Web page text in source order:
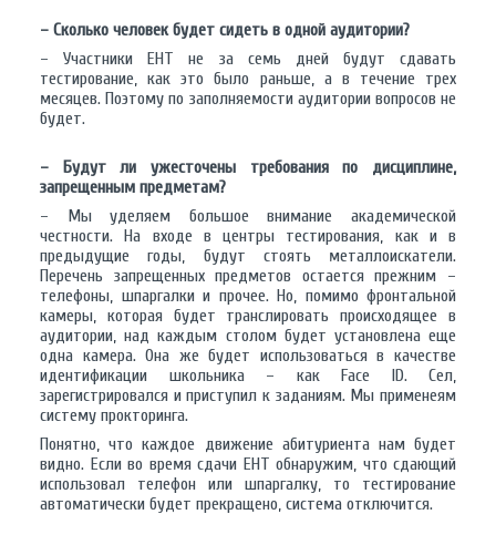
– Сколько человек будет сидеть в одной аудитории?
– Участники ЕНТ не за семь дней будут сдавать
тестирование, как это было раньше, а в течение трех
месяцев. Поэтому по заполняемости аудитории вопросов не
будет.
– Будут ли ужесточены требования по дисциплине,
запрещенным предметам?
– Мы уделяем большое внимание академической
честности. На входе в центры тестирования, как и в
предыдущие годы, будут стоять металлоискатели.
Перечень запрещенных предметов остается прежним –
телефоны, шпаргалки и прочее. Но, помимо фронтальной
камеры, которая будет транслировать происходящее в
аудитории, над каждым столом будет установлена еще
одна камера. Она же будет использоваться в качестве
идентификации школьника – как Face ID. Сел,
зарегистрировался и приступил к заданиям. Мы применеям
систему прокторинга.
Понятно, что каждое движение абитуриента нам будет
видно. Если во время сдачи ЕНТ обнаружим, что сдающий
использовал телефон или шпаргалку, то тестирование
автоматически будет прекращено, система отключится.